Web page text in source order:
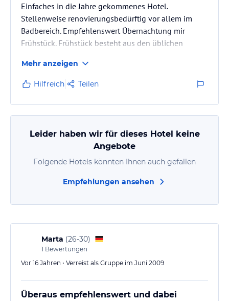
Einfaches in die Jahre gekommenes Hotel.
Stellenweise renovierungsbedürftig vor allem im
Badbereich. Empfehlenswert Übernachtung mir
Frühstück. Frühstück besteht aus den üblichen
bei Sportlern als Trainingsunterkunft. (Während
unseres Aufenthalts 3
Wasserballnationalmanschaften)
Personal sehr hilfsbereit und freundlich.
Mehr anzeigen
Hilfreich Teilen
Leider haben wir für dieses Hotel keine
Angebote
Folgende Hotels könnten Ihnen auch gefallen
Empfehlungen ansehen
Marta (26-30)
1 Bewertungen
Vor 16 Jahren • Verreist als Gruppe im Juni 2009
Überaus empfehlenswert und dabei